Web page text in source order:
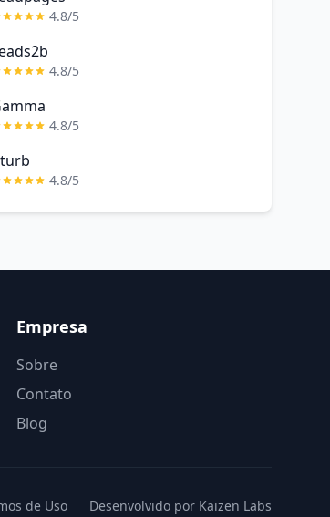
4.8/5
4.8/5
4.8/5
4.8/5
Empresa
Sobre
Contato
Blog
de Uso Desenvolvido por Kaizen Labs